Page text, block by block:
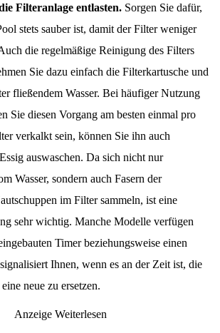
Filteranlage entlasten. Sorgen Sie dafür,
stets sauber ist, damit der Filter weniger
die regelmäßige Reinigung des Filters
Sie dazu einfach die Filterkartusche und
fließendem Wasser. Bei häufiger Nutzung
Sie diesen Vorgang am besten einmal pro
verkalkt sein, können Sie ihn auch
auswaschen. Da sich nicht nur
Wasser, sondern auch Fasern der
im Filter sammeln, ist eine
sehr wichtig. Manche Modelle verfügen
Timer beziehungsweise einen
Ihnen, wenn es an der Zeit ist, die
neue zu ersetzen.
Anzeige Weiterlesen